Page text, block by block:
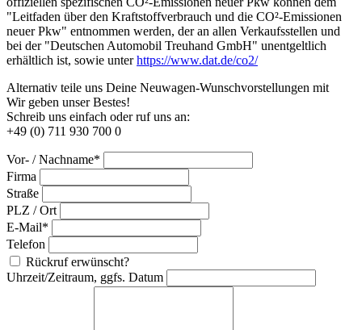
"Leitfaden über den Kraftstoffverbrauch und die CO²-Emissionen
neuer Pkw" entnommen werden, der an allen Verkaufsstellen und
bei der "Deutschen Automobil Treuhand GmbH" unentgeltlich
erhältlich ist, sowie unterhttps://www.dat.de/co2/
Alternativ teile uns Deine Neuwagen-Wunschvorstellungen mit
Wir geben unser Bestes!
Schreib uns einfach oder ruf uns an:
+49 (0) 711 930 700 0
Vor- / Nachname*
Firma
Straße
PLZ / Ort
E-Mail*
Telefon
Rückruf erwünscht?
Uhrzeit/Zeitraum, ggfs. Datum